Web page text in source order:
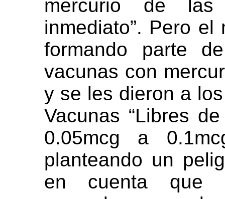
mercurio de las
inmediato”. Pero
formando parte
vacunas con
y se les dieron a
Vacunas “Libres
0.05mcg a
planteando un
en cuenta que